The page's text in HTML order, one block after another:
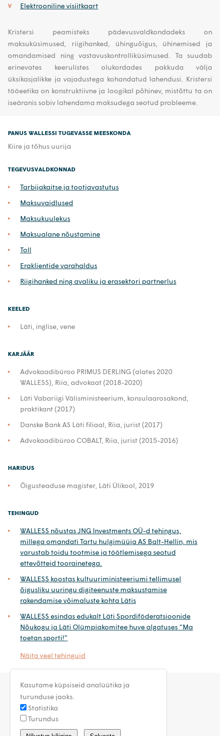
V Elektrooniline visiitkaart
Kristersi peamisteks pädevusvaldkondadeks on
maksuküsimused, riigihanked, ühinguõigus, ühinemised ja
omandamised ning vastavuskontrolliküsimused. Ta suudab
erinevates keerulistes olukordades pakkuda välja
üksikasjalikke ja vajadustega kohandatud lahendusi. Kristersi
tööeetika on konstruktiivne ja loogikal põhinev, mistõttu ta on
iseäranis sobiv lahendama maksudega seotud probleeme.
PANUS WALLESSI TUGEVASSE MEESKONDA
Kiire ja tõhus uurija
TEGEVUSVALDKONNAD
Tarbijakaitse ja tootjavastutus
Maksuvaidlused
Maksukuulekus
Maksualane nõustamine
Toll
Eraklientide varahaldus
Riigihanked ning avaliku ja erasektori partnerlus
KEELED
Läti, inglise, vene
KARJÄÄR
Advokaadibüroo PRIMUS DERLING (alates 2020
WALLESS), Riia, advokaat (2018-2020)
Läti Vabariigi Välisministeerium, konsulaarosakond,
praktikant (2017)
Danske Bank AS Läti filiaal, Riia, jurist (2017)
Advokaadibüroo COBALT, Riia, jurist (2015-2016)
HARIDUS
Õigusteaduse magister, Läti Ülikool, 2019
TEHINGUD
WALLESS nõustas JNG Investments OÜ-d tehingus,
millega omandati Tartu hulgimüüja AS Balt-Hellin, mis
varustab toidu tootmise ja töötlemisega seotud
ettevõtteid toorainetega.
WALLESS koostas kultuuriministeeriumi tellimusel
õigusliku uuringu digiteenuste maksustamise
rakendamise võimaluste kohta Lätis
WALLESS esindas edukalt Läti Spordiföderatsioonide
Nõukogu ja Läti Olümpiakomitee huve algatuses “Ma
toetan sporti!”
Näita veel tehinguid
estonia@walless.com
Kasutame küpsiseid analüütika ja
turunduse jaoks.
Statistika
Turundus